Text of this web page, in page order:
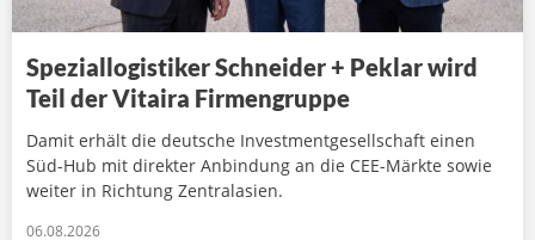
Speziallogistiker Schneider + Peklar wird
Teil der Vitaira Firmengruppe
Damit erhält die deutsche Investmentgesellschaft einen
Süd-Hub mit direkter Anbindung an die CEE-Märkte sowie
weiter in Richtung Zentralasien.
06.08.2026